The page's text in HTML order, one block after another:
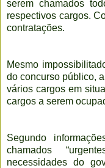
serem chamados
respectivos cargos.
contratações.
Mesmo
do concurso público,
vários cargos em
cargos a serem
Segundo
chamados
necessidades do